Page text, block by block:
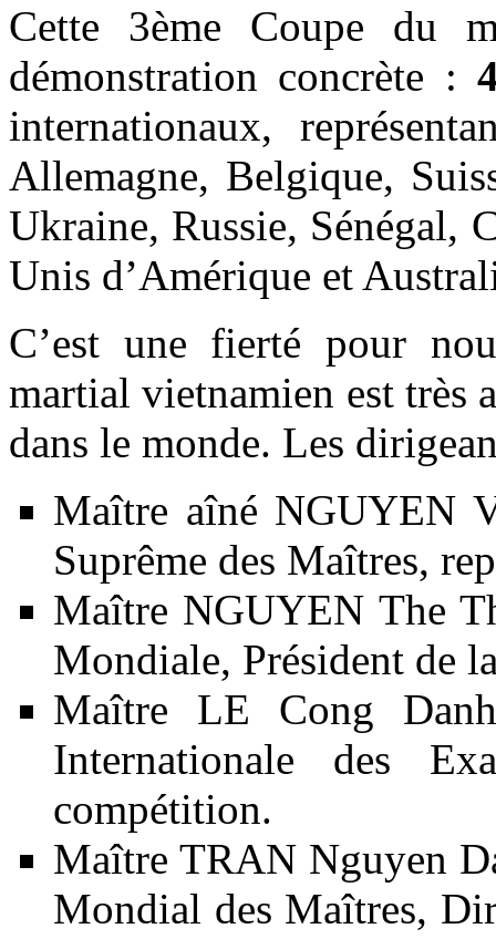
Cette 3ème Coupe du
démonstration concrète :
internationaux,
Allemagne, Belgique,
Ukraine, Russie, Sénégal,
Unis d’Amérique et
C’est une fierté pour
martial vietnamien est très
dans le monde. Les
Maître aîné NGUYEN
Suprême des Maîtres,
Maître NGUYEN The
Mondiale, Président de
Maître LE Cong
Internationale des
compétition.
Maître TRAN Nguyen
Mondial des Maîtres,